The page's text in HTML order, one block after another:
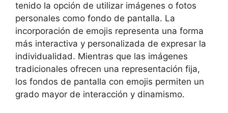
tenido la opción de utilizar imágenes o fotos
personales como fondo de pantalla. La
incorporación de emojis representa una forma
más interactiva y personalizada de expresar la
individualidad. Mientras que las imágenes
tradicionales ofrecen una representación fija,
los fondos de pantalla con emojis permiten un
grado mayor de interacción y dinamismo.